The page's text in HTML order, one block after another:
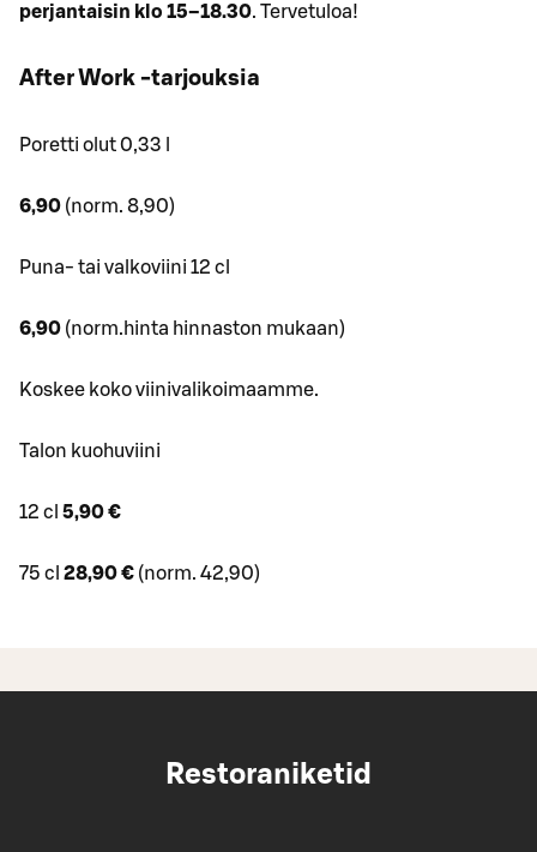
perjantaisin klo 15–18.30. Tervetuloa!
After Work -tarjouksia
Poretti olut 0,33 l
6,90 (norm. 8,90)
Puna- tai valkoviini 12 cl
6,90 (norm.hinta hinnaston mukaan)
Koskee koko viinivalikoimaamme.
Talon kuohuviini
12 cl 5,90 €
75 cl 28,90 € (norm. 42,90)
Restoraniketid